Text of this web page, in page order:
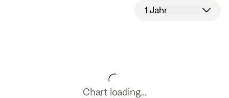
1 Jahr
Chart loading...